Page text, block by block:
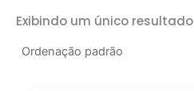
Exibindo um único resultado